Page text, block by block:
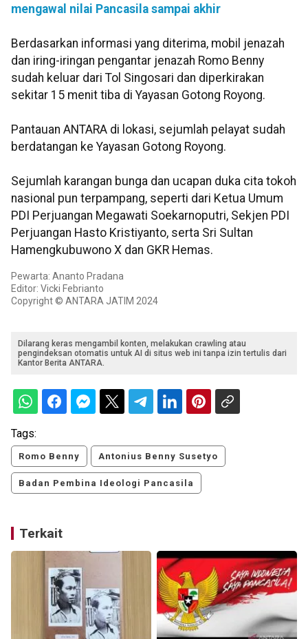
mengawal nilai Pancasila sampai akhir
Berdasarkan informasi yang diterima, mobil jenazah
dan iring-iringan pengantar jenazah Romo Benny
sudah keluar dari Tol Singosari dan diperkirakan
sekitar 15 menit tiba di Yayasan Gotong Royong.
Pantauan ANTARA di lokasi, sejumlah pelayat sudah
berdatangan ke Yayasan Gotong Royong.
Sejumlah karangan bunga dan ucapan duka cita tokoh
nasional pun terpampang, seperti dari Ketua Umum
PDI Perjuangan Megawati Soekarnoputri, Sekjen PDI
Perjuangan Hasto Kristiyanto, serta Sri Sultan
Hamengkubuwono X dan GKR Hemas.
Pewarta: Ananto Pradana
Editor: Vicki Febrianto
Copyright © ANTARA JATIM 2024
Dilarang keras mengambil konten, melakukan crawling atau
pengindeksan otomatis untuk AI di situs web ini tanpa izin tertulis dari
Kantor Berita ANTARA.
Tags:
Romo Benny Antonius Benny Susetyo
Badan Pembina Ideologi Pancasila
Terkait